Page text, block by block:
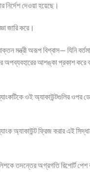
দেওয়া হয়েছে।
জারি করে।
মন্ত্রী অরূপ বিশ্বাস— যিনি
অপব্যবহারের আশঙ্কা প্রকাশ করে
ওই অ্যাকাউন্টগুলির ওপর
অ্যাকাউন্ট ফ্রিজ করার এই
তদন্তের অগ্রগতি রিপোর্ট পেশ